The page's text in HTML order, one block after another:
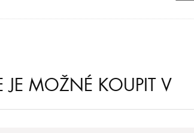
MOŽNÉ KOUPIT V